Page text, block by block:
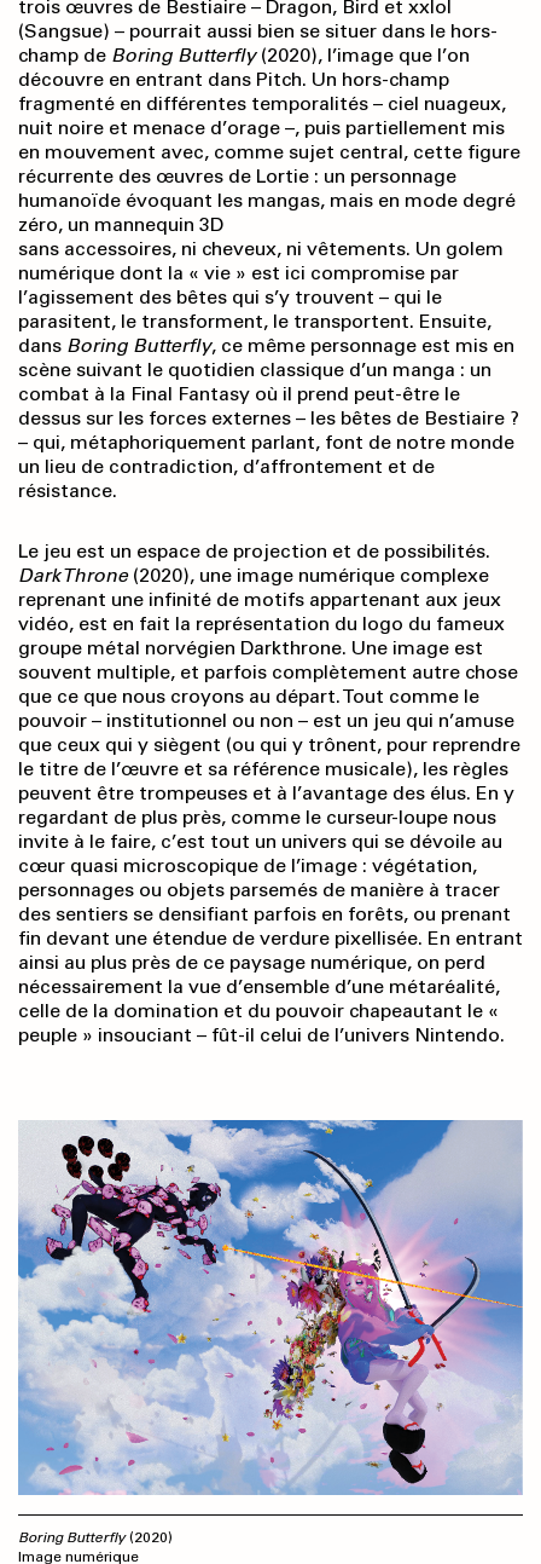
trois œuvres de Bestiaire – Dragon, Bird et xxlol
(Sangsue) – pourrait aussi bien se situer dans le hors-
champ de Boring Butterfly(2020), l’image que l’on
découvre en entrant dans Pitch. Un hors-champ
fragmenté en différentes temporalités – ciel nuageux,
nuit noire et menace d’orage –, puis partiellement mis
en mouvement avec, comme sujet central, cette figure
récurrente des œuvres de Lortie : un personnage
humanoïde évoquant les mangas, mais en mode degré
zéro, un mannequin 3D
sans accessoires, ni cheveux, ni vêtements. Un golem
numérique dont la « vie » est ici compromise par
l’agissement des bêtes qui s’y trouvent – qui le
parasitent, le transforment, le transportent. Ensuite,
dans Boring Butterfly, ce même personnage est mis en
scène suivant le quotidien classique d’un manga : un
combat à la Final Fantasy où il prend peut-être le
dessus sur les forces externes – les bêtes de Bestiaire ?
– qui, métaphoriquement parlant, font de notre monde
un lieu de contradiction, d’affrontement et de
résistance.
Le jeu est un espace de projection et de possibilités.
Dark Throne(2020), une image numérique complexe
reprenant une infinité de motifs appartenant aux jeux
vidéo, est en fait la représentation du logo du fameux
groupe métal norvégien Darkthrone. Une image est
souvent multiple, et parfois complètement autre chose
que ce que nous croyons au départ. Tout comme le
pouvoir – institutionnel ou non – est un jeu qui n’amuse
que ceux qui y siègent (ou qui y trônent, pour reprendre
le titre de l’œuvre et sa référence musicale), les règles
peuvent être trompeuses et à l’avantage des élus. En y
regardant de plus près, comme le curseur-loupe nous
invite à le faire, c’est tout un univers qui se dévoile au
cœur quasi microscopique de l’image : végétation,
personnages ou objets parsemés de manière à tracer
des sentiers se densifiant parfois en forêts, ou prenant
fin devant une étendue de verdure pixellisée. En entrant
ainsi au plus près de ce paysage numérique, on perd
nécessairement la vue d’ensemble d’une métaréalité,
celle de la domination et du pouvoir chapeautant le «
peuple » insouciant – fût-il celui de l’univers Nintendo.
Boring Butterfly(2020)
Image numérique